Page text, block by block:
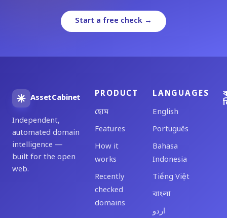
Start a free check →
AssetCabinet
Independent,
automated domain
intelligence —
built for the open
web.
PRODUCT
হোম
Features
How it
works
Recently
checked
domains
LANGUAGES
English
Português
Bahasa
Indonesia
Tiếng Việt
বাংলা
اردو